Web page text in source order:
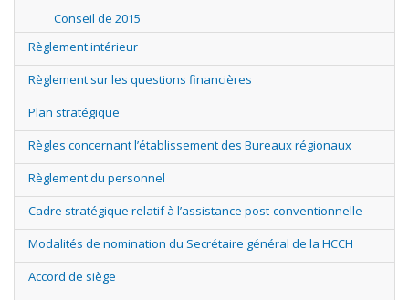
Conseil de 2015
Règlement intérieur
Règlement sur les questions financières
Plan stratégique
Règles concernant l’établissement des Bureaux régionaux
Règlement du personnel
Cadre stratégique relatif à l’assistance post-conventionnelle
Modalités de nomination du Secrétaire général de la HCCH
Accord de siège